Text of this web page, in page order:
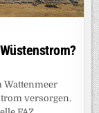
Wattenmeer
versorgen.